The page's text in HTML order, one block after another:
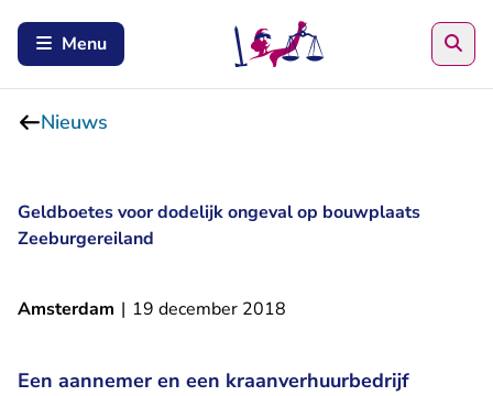
Menu
Nieuws
Geldboetes voor dodelijk ongeval op bouwplaats
Zeeburgereiland
Amsterdam | 19 december 2018
Een aannemer en een kraanverhuurbedrijf